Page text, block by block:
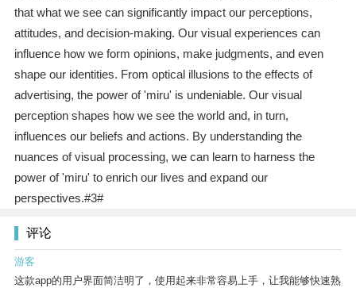
that what we see can significantly impact our perceptions,
attitudes, and decision-making. Our visual experiences can
influence how we form opinions, make judgments, and even
shape our identities. From optical illusions to the effects of
advertising, the power of 'miru' is undeniable. Our visual
perception shapes how we see the world and, in turn,
influences our beliefs and actions. By understanding the
nuances of visual processing, we can learn to harness the
power of 'miru' to enrich our lives and expand our
perspectives.#3#
评论
游客
这款app的用户界面简洁明了，使用起来非常容易上手，让我能够快速熟